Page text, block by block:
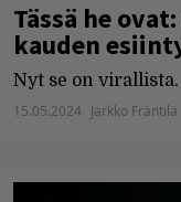
Tässä he
kauden
Nyt se on virallista.
15.05.2024 Jarkko Fräntilä